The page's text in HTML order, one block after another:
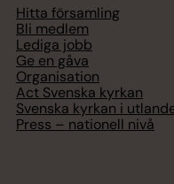
Hitta församling
Bli medlem
Lediga jobb
Ge en gåva
Organisation
Act Svenska kyrkan
Svenska kyrkan i
Press – nationell nivå